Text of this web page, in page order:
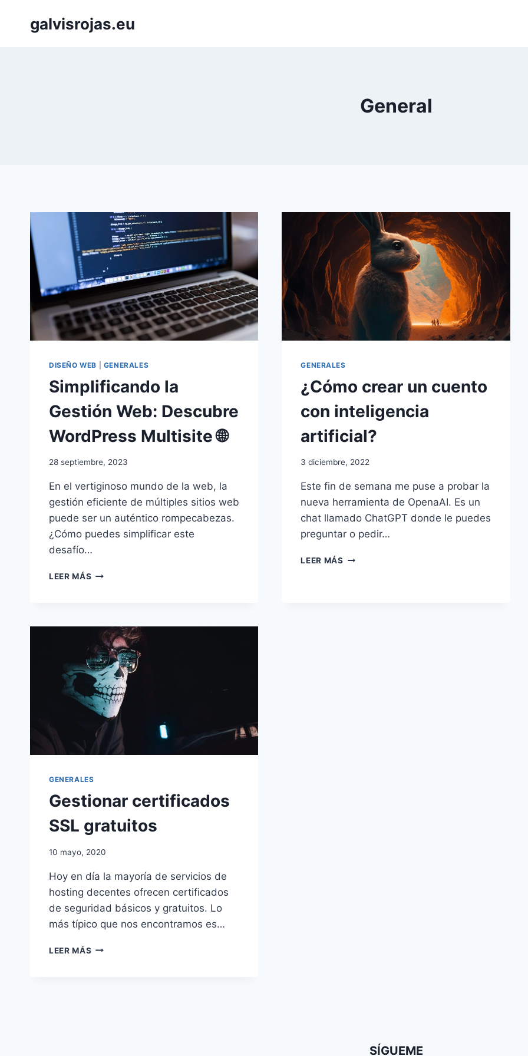
galvisrojas.eu
General
DISEÑO WEB GENERALES
Simplificando la
Gestión Web: Descubre
WordPress Multisite 🌐
28 septiembre, 2023
En el vertiginoso mundo de la web, la
gestión eficiente de múltiples sitios web
puede ser un auténtico rompecabezas.
¿Cómo puedes simplificar este
desafío…
LEER MÁS SIMPLIFICANDO
WORDPRESS
MULTISITE
🌐
GENERALES
¿Cómo crear un cuento
con inteligencia
artificial?
3 diciembre, 2022
Este fin de semana me puse a probar la
nueva herramienta de OpenaAI. Es un
chat llamado ChatGPT donde le puedes
preguntar o pedir…
LEER MÁS ¿CÓMO
GENERALES
Gestionar certificados
SSL gratuitos
10 mayo, 2020
Hoy en día la mayoría de servicios de
hosting decentes ofrecen certificados
de seguridad básicos y gratuitos. Lo
más típico que nos encontramos es…
LEER MÁS GESTIONAR
SÍGUEME